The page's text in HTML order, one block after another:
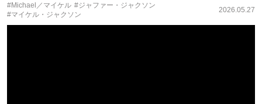
#Michael／マイケル #ジャファー・ジャクソン
#マイケル・ジャクソン
2026.05.27